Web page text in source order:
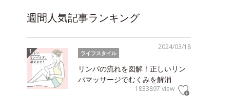
週間人気記事ランキング
2024/03/18
ライフスタイル
リンパの流れを図解！正しいリン
パマッサージでむくみを解消
1833897 view